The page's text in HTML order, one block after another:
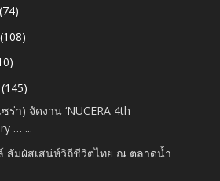
(74)
(108)
(145)
ร่า) จัดงาน ‘NUCERA 4th
… ...
สัมผัสเสน่ห์วิถีชีวิตไทย ณ ตลาดน้ำ